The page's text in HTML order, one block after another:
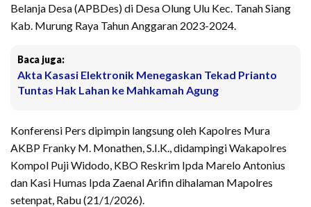
Belanja Desa (APBDes) di Desa Olung Ulu Kec. Tanah Siang
Kab. Murung Raya Tahun Anggaran 2023-2024.
Baca juga:
Akta Kasasi Elektronik Menegaskan Tekad Prianto
Tuntas Hak Lahan ke Mahkamah Agung
Konferensi Pers dipimpin langsung oleh Kapolres Mura
AKBP Franky M. Monathen, S.I.K., didampingi Wakapolres
Kompol Puji Widodo, KBO Reskrim Ipda Marelo Antonius
dan Kasi Humas Ipda Zaenal Arifin dihalaman Mapolres
setenpat, Rabu (21/1/2026).